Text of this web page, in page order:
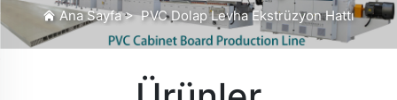
Ana Sayfa>PVC Dolap Levha Ekstrüzyon Hattı